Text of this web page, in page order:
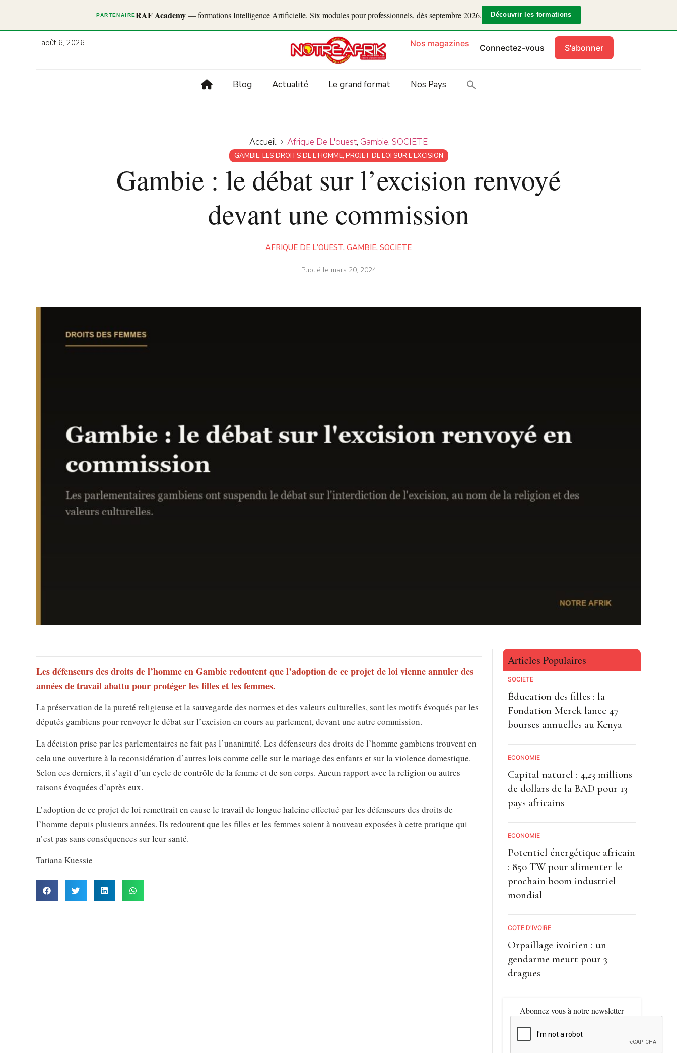
PARTENAIRERAF Academy— formations Intelligence Artificielle. Six modules pour professionnels, dès septembre 2026. Découvrir les formations
août 6, 2026 Nos magazines Connectez-vous S'abonner
Blog Actualité Le grand format Nos Pays
Accueil Afrique De L'ouest, Gambie,SOCIETE
GAMBIE, LES DROITS DE L'HOMME, PROJET DE LOI SUR L'EXCISION
Gambie : le débat sur l’excision renvoyé
devant une commission
AFRIQUE DE L'OUEST, GAMBIE, SOCIETE
Publié le mars 20, 2024
Les défenseurs des droits de l’homme en Gambie redoutent que l’adoption de ce projet de loi vienne annuler des
années de travail abattu pour protéger les filles et les femmes.
La préservation de la pureté religieuse et la sauvegarde des normes et des valeurs culturelles, sont les motifs évoqués par les
députés gambiens pour renvoyer le débat sur l’excision en cours au parlement, devant une autre commission.
La décision prise par les parlementaires ne fait pas l’unanimité. Les défenseurs des droits de l’homme gambiens trouvent en
cela une ouverture à la reconsidération d’autres lois comme celle sur le mariage des enfants et sur la violence domestique.
Selon ces derniers, il s’agit d’un cycle de contrôle de la femme et de son corps. Aucun rapport avec la religion ou autres
raisons évoquées d’après eux.
L’adoption de ce projet de loi remettrait en cause le travail de longue haleine effectué par les défenseurs des droits de
l’homme depuis plusieurs années. Ils redoutent que les filles et les femmes soient à nouveau exposées à cette pratique qui
n’est pas sans conséquences sur leur santé.
Tatiana Kuessie
Articles Populaires
SOCIETE
Éducation des filles : la
Fondation Merck lance 47
bourses annuelles au Kenya
ECONOMIE
Capital naturel : 4,23 millions
de dollars de la BAD pour 13
pays africains
ECONOMIE
Potentiel énergétique africain
: 850 TW pour alimenter le
prochain boom industriel
mondial
CÔTE D'IVOIRE
Orpaillage ivoirien : un
gendarme meurt pour 3
dragues
Abonnez vous à notre newsletter